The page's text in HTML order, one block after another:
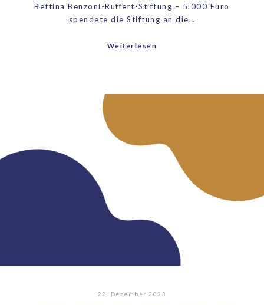
Bettina Benzoni-Ruffert-Stiftung – 5.000 Euro
spendete die Stiftung an die…
Weiterlesen
22. Dezember 2023